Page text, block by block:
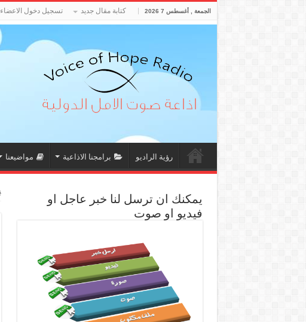
الجمعة , أغسطس 7 2026 كتابة مقال جديد تسجيل دخول الاعضاء
رؤية الراديو برامجنا الاذاعية مواضيعنا
يمكنك ان ترسل لنا خبر عاجل او
فيديو او صوت